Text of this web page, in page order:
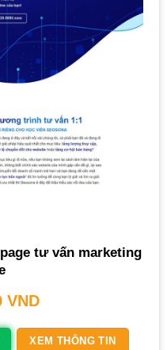
tư vấn marketing
VND
XEM THÔNG TIN